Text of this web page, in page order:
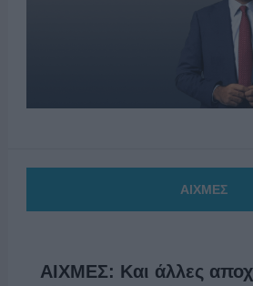
ΑΙΧΜΕΣ
ΑΙΧΜΕΣ: Και άλλες